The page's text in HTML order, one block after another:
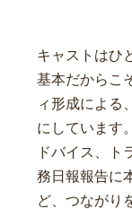
キャストはひ
基本だからこ
ィ形成による
にしています
ドバイス、ト
務日報報告に
ど、つながり